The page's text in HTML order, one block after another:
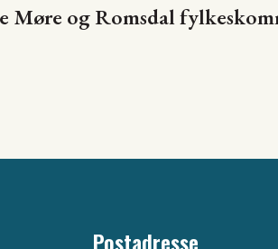
Møre og Romsdal
Postadresse